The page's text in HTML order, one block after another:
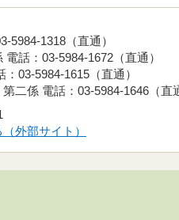
1318（直通）
話：03-5984-1672（直通）
03-5984-1615（直通）
二係 電話：03-5984-1646（直
外部サイト）